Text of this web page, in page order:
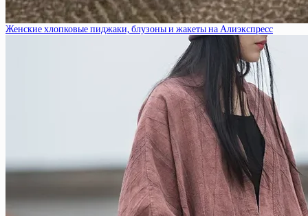
Женские хлопковые пиджаки, блузоны и жакеты на Алиэкспресс